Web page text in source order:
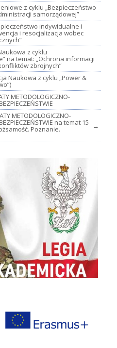
z cyklu „Bezpieczeństwo
samorządowej”
indywidualne i
i resocjalizacja wobec
z cyklu
na temat: „Ochrona informacji
zbrojnych”
Naukowa z cyklu „Power &
METODOLOGICZNO-
METODOLOGICZNO-
na temat 15
Poznanie. →